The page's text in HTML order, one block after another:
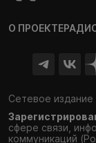
О ПРОЕКТЕ
Сетевое
сфере связи,
коммуникаций